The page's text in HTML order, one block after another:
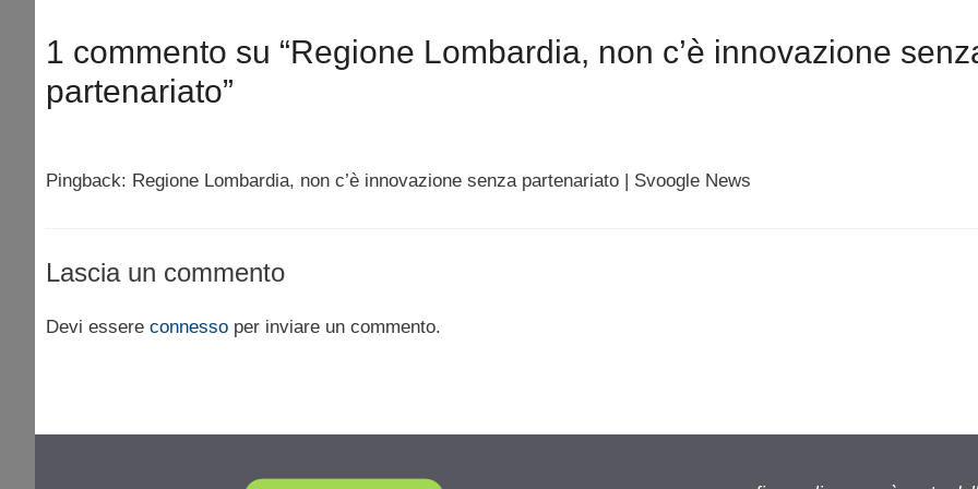
1 commento su “Regione Lombardia, non c’è innovazione
partenariato”
Pingback: Regione Lombardia, non c’è innovazione senza partenariato | Svoogle News
Lascia un commento
Devi essere connesso per inviare un commento.